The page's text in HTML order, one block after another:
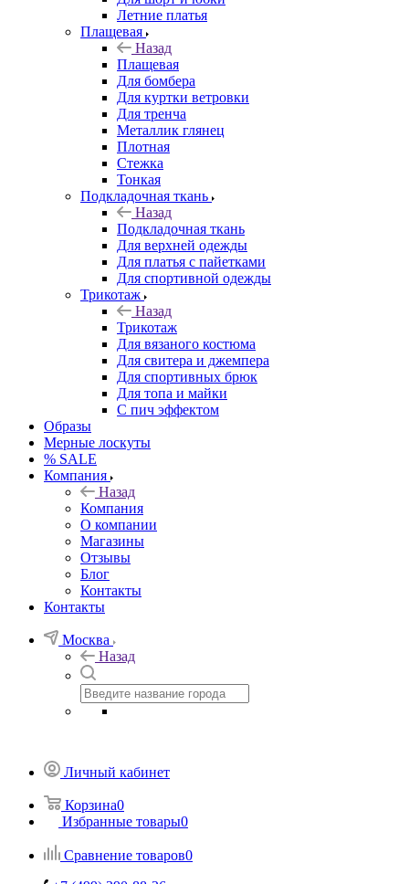
Летние платья
Плащевая
Назад
Плащевая
Для бомбера
Для куртки ветровки
Для тренча
Металлик глянец
Плотная
Стежка
Тонкая
Подкладочная ткань
Назад
Подкладочная ткань
Для верхней одежды
Для платья с пайетками
Для спортивной одежды
Трикотаж
Назад
Трикотаж
Для вязаного костюма
Для свитера и джемпера
Для спортивных брюк
Для топа и майки
С пич эффектом
Образы
Мерные лоскуты
% SALE
Компания
Назад
Компания
О компании
Магазины
Отзывы
Блог
Контакты
Контакты
Москва
Назад
Личный кабинет
Корзина0
Избранные товары0
Сравнение товаров0